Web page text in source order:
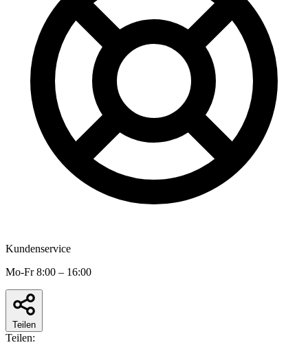
Kundenservice
Mo-Fr 8:00 – 16:00
Teilen
Teilen: